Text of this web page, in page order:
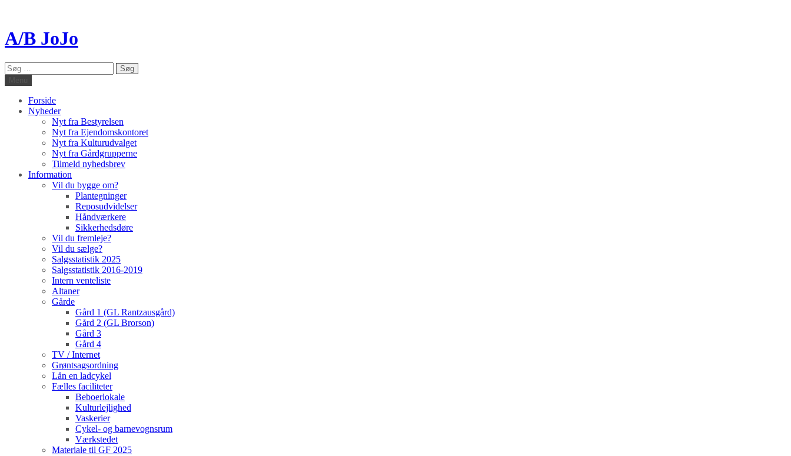
A/B JoJo
Søg
efter:
Forside
Nyheder
Nyt fra Bestyrelsen
Nyt fra Ejendomskontoret
Nyt fra Kulturudvalget
Nyt fra Gårdgrupperne
Tilmeld nyhedsbrev
Information
Vil du bygge om?
Plantegninger
Reposudvidelser
Håndværkere
Sikkerhedsdøre
Vil du fremleje?
Vil du sælge?
Salgsstatistik 2025
Salgsstatistik 2016-2019
Intern venteliste
Altaner
Gårde
Gård 1 (GL Rantzausgård)
Gård 2 (GL Brorson)
Gård 3
Gård 4
TV / Internet
Grøntsagsordning
Lån en ladcykel
Fælles faciliteter
Beboerlokale
Kulturlejlighed
Vaskerier
Cykel- og barnevognsrum
Værkstedet
Materiale til GF 2025